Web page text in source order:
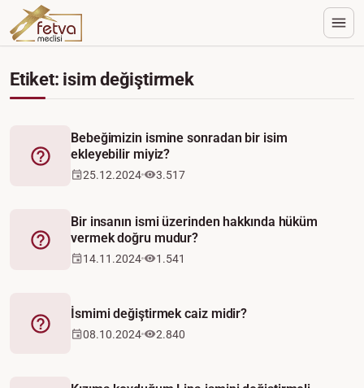
Etiket: isim değiştirmek
Fetva
Bebeğimizin ismine sonradan bir isim
ekleyebilir miyiz?
25.12.2024 3.517
Fetva
Bir insanın ismi üzerinden hakkında hüküm
vermek doğru mudur?
14.11.2024 1.541
Fetva
İsmimi değiştirmek caiz midir?
08.10.2024 2.840